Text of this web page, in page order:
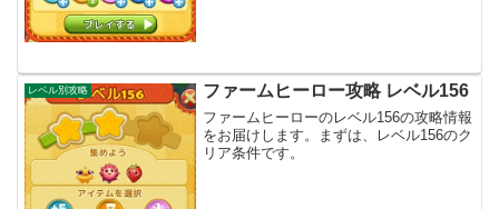
レベル別攻略 ファームヒーロー攻略 レベル156
ファームヒーローのレベル156の攻略情報
をお届けします。まずは、レベル156のク
リア条件です。